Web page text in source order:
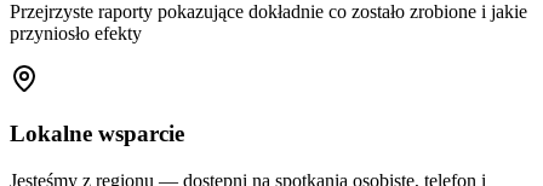
Przejrzyste raporty pokazujące dokładnie co zostało zrobione i jakie
przyniosło efekty
Lokalne wsparcie
Jesteśmy z regionu — dostępni na spotkania osobiste, telefon i